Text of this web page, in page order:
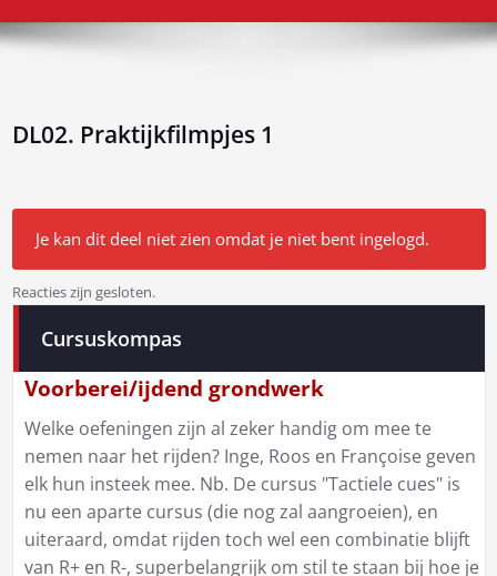
DL02. Praktijkfilmpjes 1
Je kan dit deel niet zien omdat je niet bent ingelogd.
Bericht
navigatie
Reacties zijn gesloten.
Cursuskompas
Voorberei/ijdend grondwerk
Welke oefeningen zijn al zeker handig om mee te
nemen naar het rijden? Inge, Roos en Françoise geven
elk hun insteek mee. Nb. De cursus "Tactiele cues" is
nu een aparte cursus (die nog zal aangroeien), en
uiteraard, omdat rijden toch wel een combinatie blijft
van R+ en R-, superbelangrijk om stil te staan bij hoe je